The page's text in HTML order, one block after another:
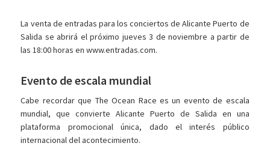
La venta de entradas para los conciertos de Alicante Puerto de
Salida se abrirá el próximo jueves 3 de noviembre a partir de
las 18:00 horas en www.entradas.com.
Evento de escala mundial
Cabe recordar que The Ocean Race es un evento de escala
mundial, que convierte Alicante Puerto de Salida en una
plataforma promocional única, dado el interés público
internacional del acontecimiento.